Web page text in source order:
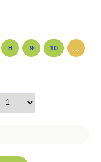
8 9 10 ...